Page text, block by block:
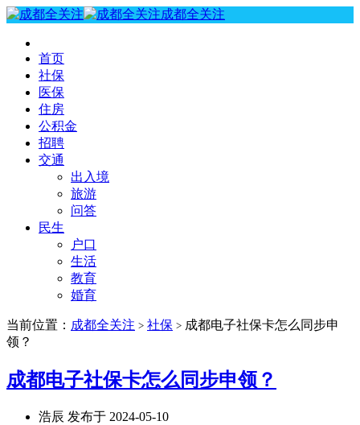
成都全关注
首页
社保
医保
住房
公积金
招聘
交通
出入境
旅游
问答
民生
户口
生活
教育
婚育
当前位置： 成都全关注 > 社保 > 成都电子社保卡怎么同步申
领？
成都电子社保卡怎么同步申领？
浩辰 发布于 2024-05-10